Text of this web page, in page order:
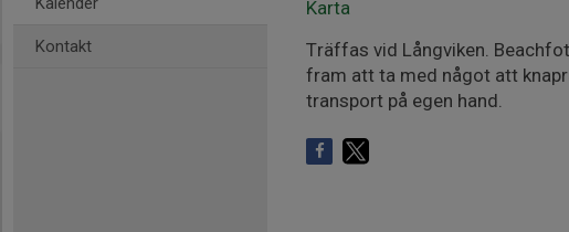
Kontakt
Karta
Träffas vid Långviken.
fram att ta med något att
transport på egen hand.